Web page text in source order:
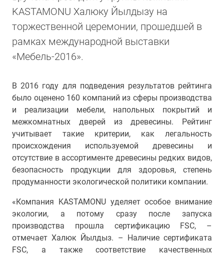
KASTAMONU Халюку Йылдызу на
торжественной церемонии, прошедшей в
рамках международной выставки
«Мебель-2016».
В 2016 году для подведения результатов рейтинга
было оценено 160 компаний из сферы производства
и реализации мебели, напольных покрытий и
межкомнатных дверей из древесины. Рейтинг
учитывает такие критерии, как легальность
происхождения используемой древесины и
отсутствие в ассортименте древесины редких видов,
безопасность продукции для здоровья, степень
продуманности экологической политики компании.
«Компания KASTAMONU уделяет особое внимание
экологии, а потому сразу после запуска
производства прошла сертификацию FSC, –
отмечает Халюк Йылдыз. – Наличие сертификата
FSC, а также соответствие качественных